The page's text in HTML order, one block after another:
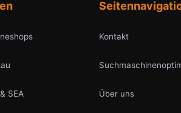
SEA
Kontakt
Über uns